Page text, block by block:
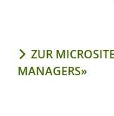
ZUR
MANAGERS»